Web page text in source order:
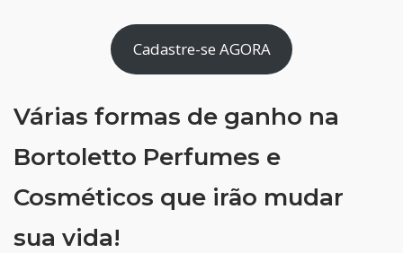
Cadastre-se AGORA
Várias formas de ganho na
Bortoletto Perfumes e
Cosméticos que irão mudar
sua vida!